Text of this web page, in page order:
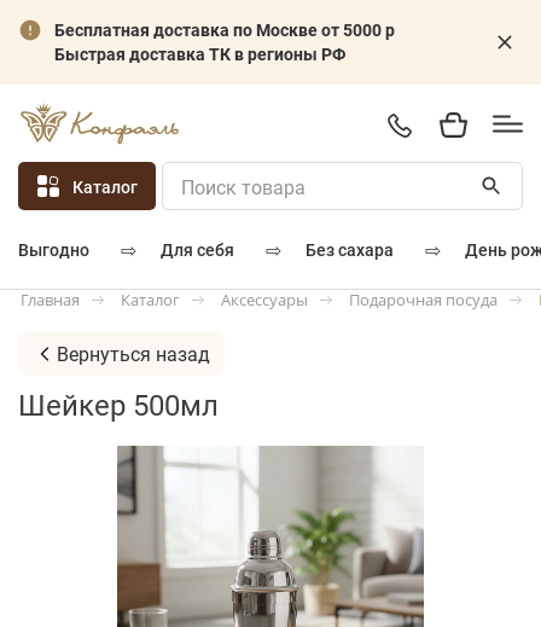
Бесплатная доставка по Москве от 5000 р
Быстрая доставка ТК в регионы РФ
Каталог
выгодно ⇨ для себя ⇨ без сахара ⇨ день
Главная Каталог Аксессуары Подарочная посуда
Вернуться назад
Шейкер 500мл